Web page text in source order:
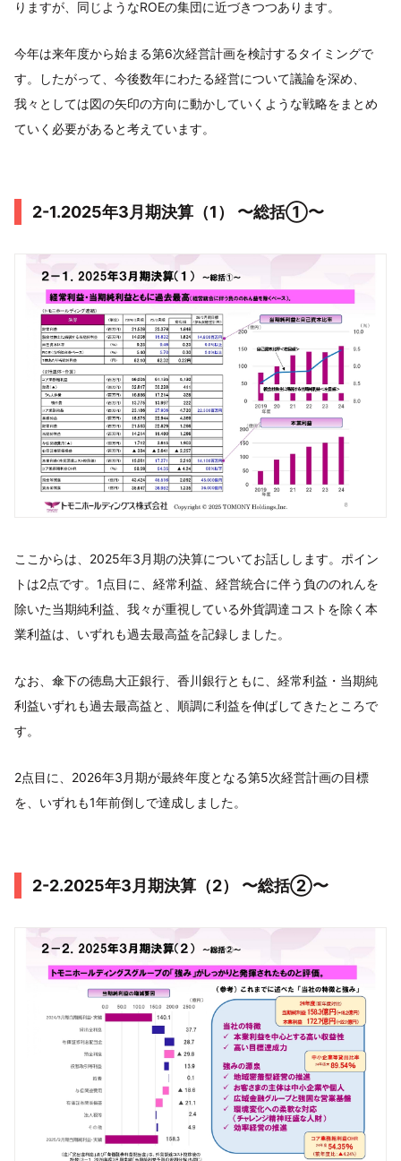
りますが、同じようなROEの集団に近づきつつあります。
今年は来年度から始まる第6次経営計画を検討するタイミングで
す。したがって、今後数年にわたる経営について議論を深め、
我々としては図の矢印の方向に動かしていくような戦略をまとめ
ていく必要があると考えています。
2-1.2025年3月期決算（1） 〜総括①〜
ここからは、2025年3月期の決算についてお話しします。ポイン
トは2点です。1点目に、経常利益、経営統合に伴う負ののれんを
除いた当期純利益、我々が重視している外貨調達コストを除く本
業利益は、いずれも過去最高益を記録しました。
なお、傘下の徳島大正銀行、香川銀行ともに、経常利益・当期純
利益いずれも過去最高益と、順調に利益を伸ばしてきたところで
す。
2点目に、2026年3月期が最終年度となる第5次経営計画の目標
を、いずれも1年前倒しで達成しました。
2-2.2025年3月期決算（2） 〜総括②〜